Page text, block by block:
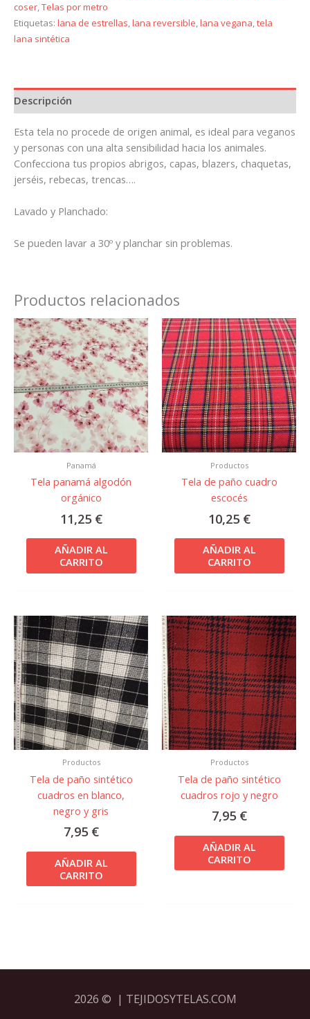
coser,Telas por metro
Etiquetas: lana de estrellas,lana reversible,lana vegana,tela
lana sintética
Descripción
Esta tela no procede de origen animal, es ideal para veganos
y personas con una alta sensibilidad hacia los animales.
Confecciona tus propios abrigos, capas, blazers, chaquetas,
jerséis, rebecas, trencas….
Lavado y Planchado:
Se pueden lavar a 30º y planchar sin problemas.
Productos relacionados
Panamá
Tela panamá algodón
orgánico
11,25 €
AÑADIR AL
CARRITO
Productos
Tela de paño cuadro
escocés
10,25 €
AÑADIR AL
CARRITO
Productos
Tela de paño sintético
cuadros en blanco,
negro y gris
7,95 €
AÑADIR AL
CARRITO
Productos
Tela de paño sintético
cuadros rojo y negro
7,95 €
AÑADIR AL
CARRITO
2026 © | TEJIDOSYTELAS.COM